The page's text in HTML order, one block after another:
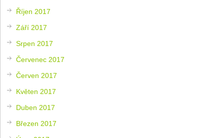
Říjen 2017
Září 2017
Srpen 2017
Červenec 2017
Červen 2017
Květen 2017
Duben 2017
Březen 2017